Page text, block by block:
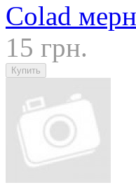
Colad
15 грн.